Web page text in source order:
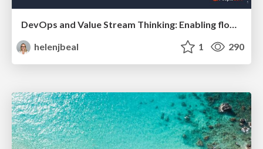
DevOps and Value Stream Thinking: Enabling flow, efficiency and business value
helenjbeal
1 290